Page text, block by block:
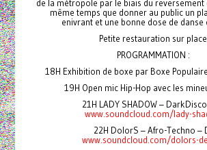
de la métropole par le biais du reversement
même temps que donner au public un
enivrant et une bonne dose de danse
Petite restauration sur place
PROGRAMMATION :
18H Exhibition de boxe par Boxe
19H Open mic Hip-Hop avec les
21H LADY SHADOW –
www.soundcloud.com/lady-
22H DolorS – Afro-Techno –
www.soundcloud.com/dolors-